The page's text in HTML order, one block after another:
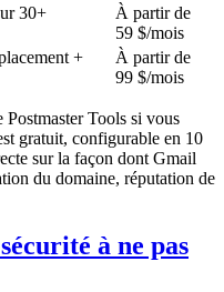
30+
À partir de
59 $/mois
+
À partir de
99 $/mois
Tools si vous
gratuit, configurable en 10
sur la façon dont Gmail
du domaine, réputation de
à ne pas